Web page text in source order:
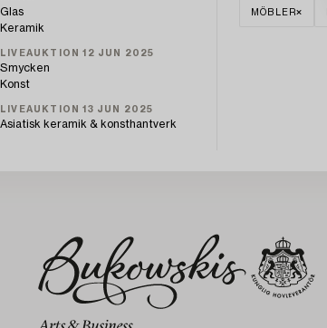
Glas
Keramik
LIVEAUKTION 12 JUN 2025
Smycken
Konst
LIVEAUKTION 13 JUN 2025
Asiatisk keramik & konsthantverk
MÖBLER